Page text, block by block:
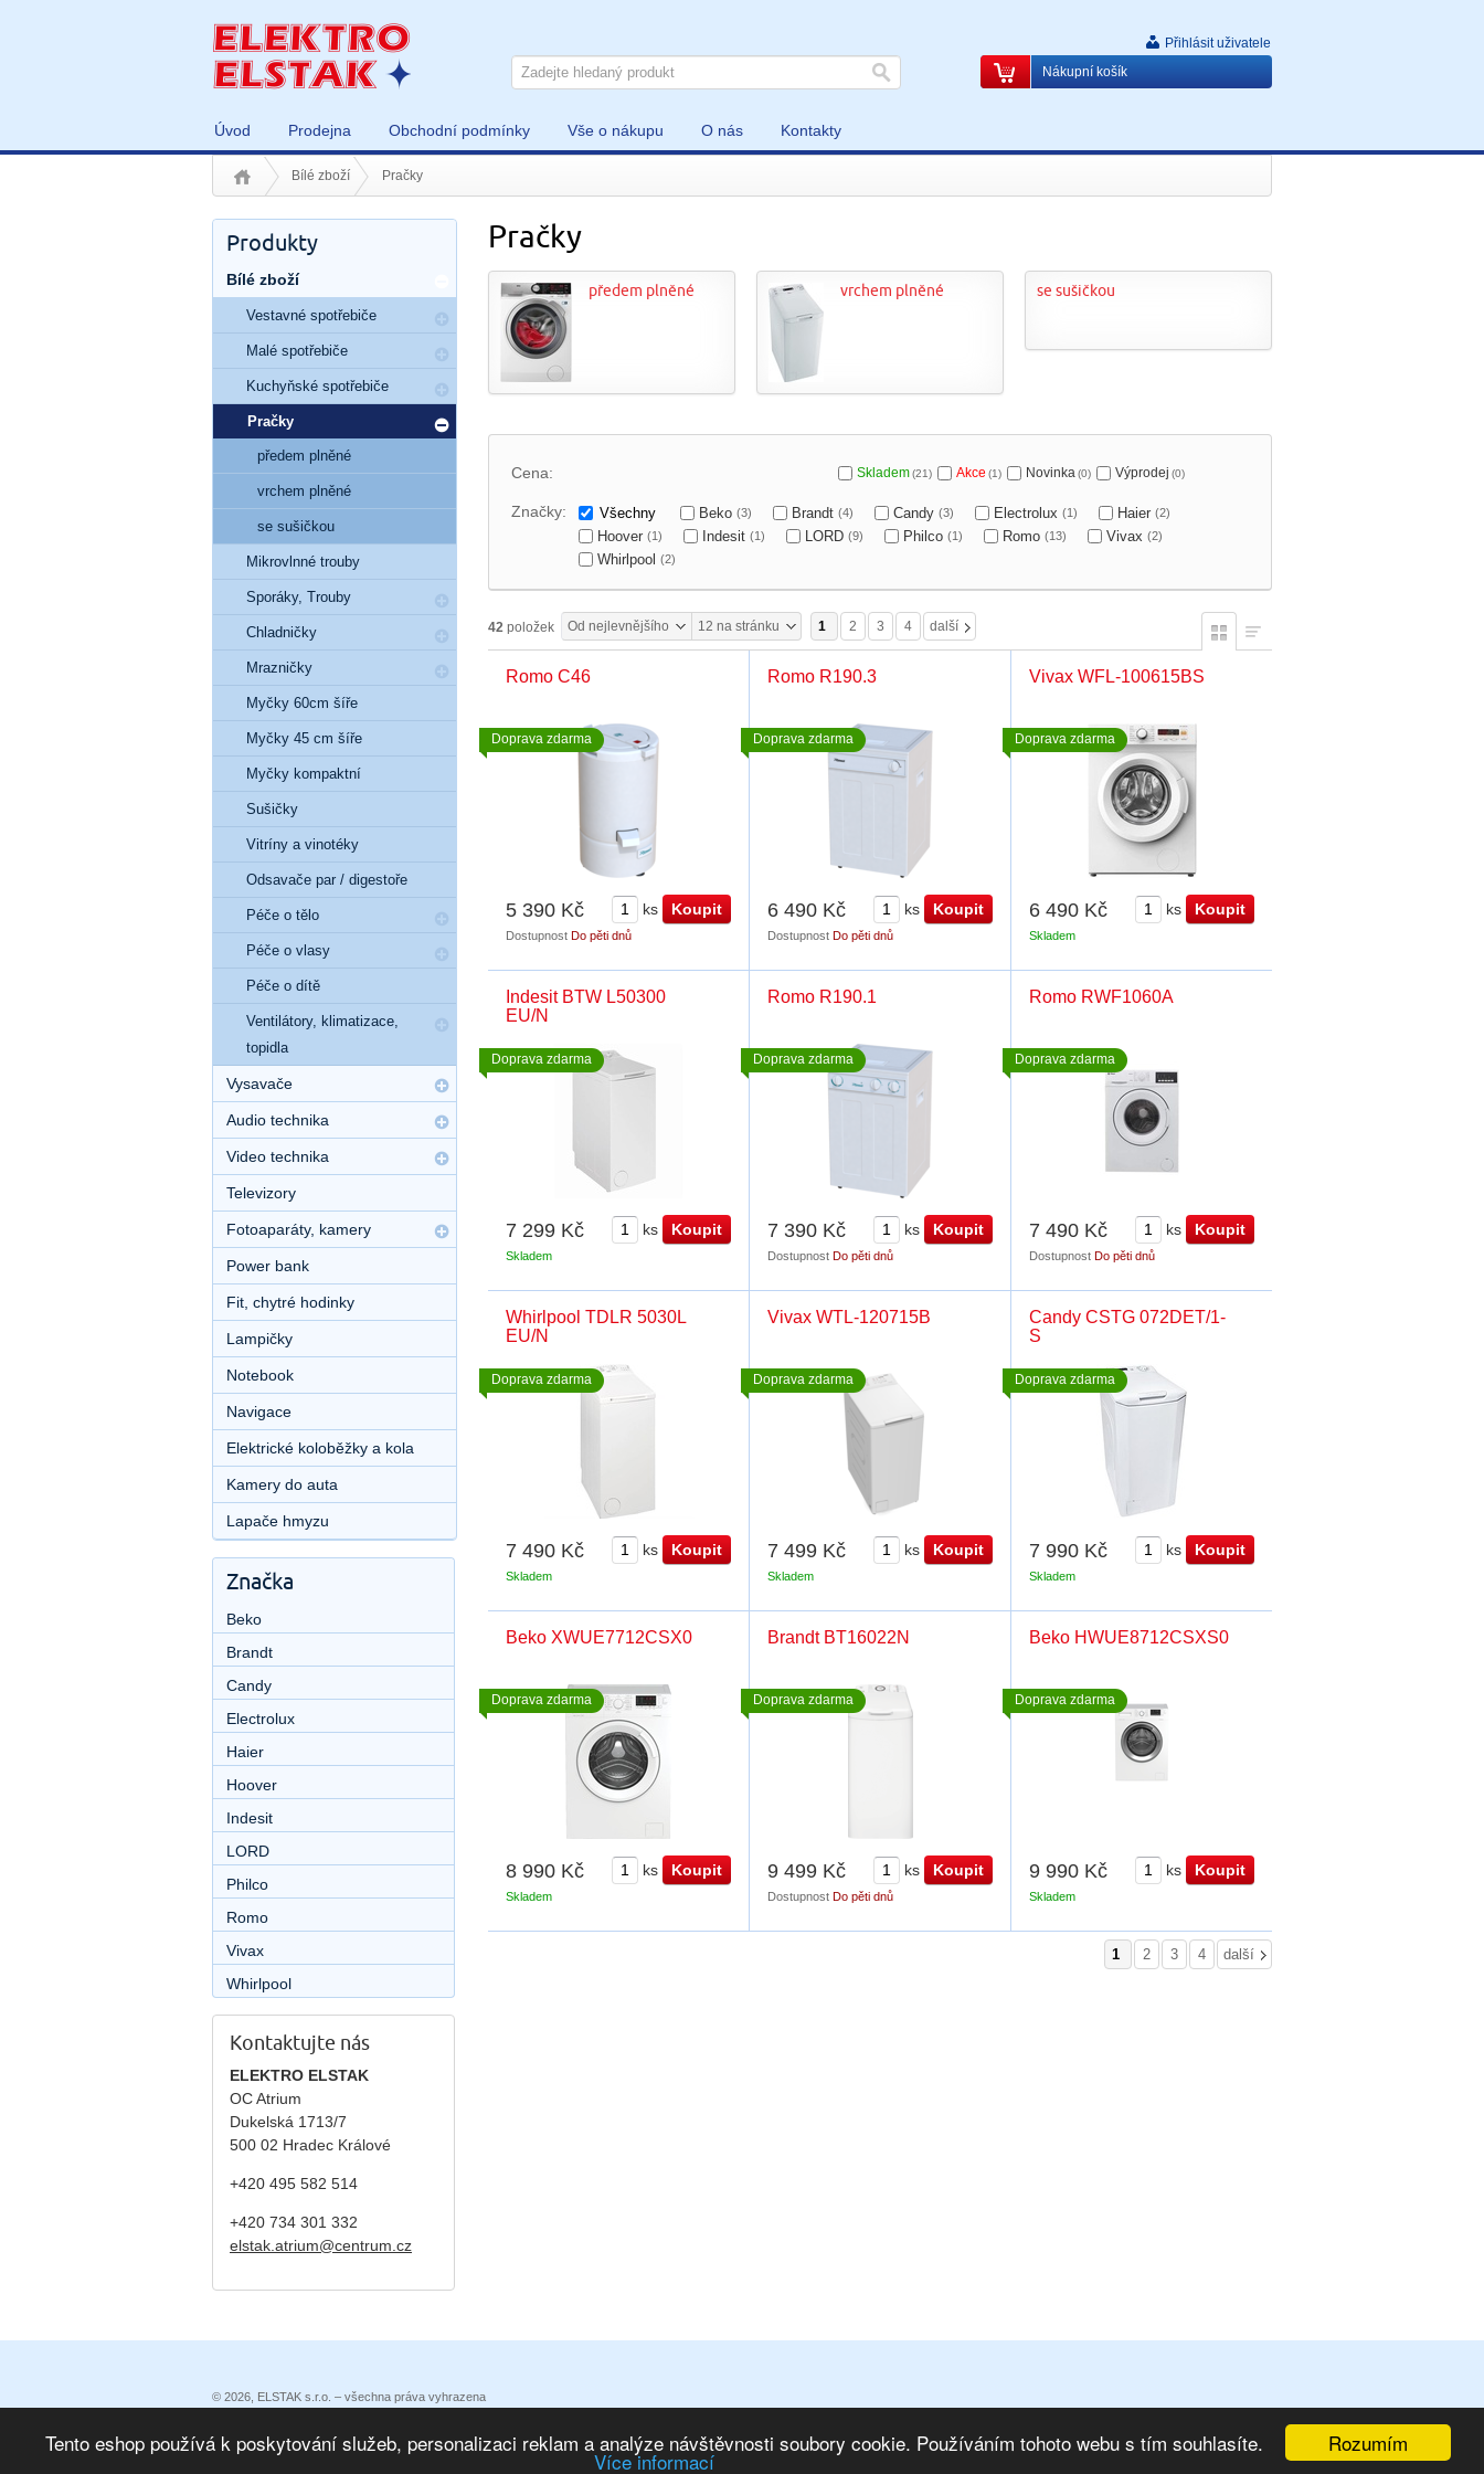
Rozumím
Tento eshop používá k poskytování služeb, personalizaci reklam a analýze návštěvnosti soubory cookie. Používáním tohoto webu s tím souhlasíte.
Více informací
Úvod Prodejna Obchodní podmínky Vše o nákupu O nás Kontakty
Přihlásit uživatele
Nákupní košík
Bílé zboží Pračky
Pračky
předem plněné vrchem plněné se sušičkou
Cena: Skladem(21) Akce (1) Novinka(0) Výprodej (0)
Značky: Všechny Beko (3) Brandt (4) Candy (3) Electrolux (1) Haier (2)
Hoover (1) Indesit (1) LORD (9) Philco (1) Romo (13) Vivax (2)
Whirlpool (2)
42 položek Od nejlevnějšího 12 na stránku 1 2 3 4 další
Romo C46
5 390 Kč ks
Dostupnost Do pěti dnů
Doprava zdarma
Romo R190.3
6 490 Kč ks
Dostupnost Do pěti dnů
Doprava zdarma
Vivax WFL-100615BS
6 490 Kč ks
Skladem
Doprava zdarma
Indesit BTW L50300
EU/N
7 299 Kč ks
Skladem
Doprava zdarma
Romo R190.1
7 390 Kč ks
Dostupnost Do pěti dnů
Doprava zdarma
Romo RWF1060A
7 490 Kč ks
Dostupnost Do pěti dnů
Doprava zdarma
Whirlpool TDLR 5030L
EU/N
7 490 Kč ks
Skladem
Doprava zdarma
Vivax WTL-120715B
7 499 Kč ks
Skladem
Doprava zdarma
Candy CSTG 072DET/1-
S
7 990 Kč ks
Skladem
Doprava zdarma
Beko XWUE7712CSX0
8 990 Kč ks
Skladem
Doprava zdarma
Brandt BT16022N
9 499 Kč ks
Dostupnost Do pěti dnů
Doprava zdarma
Beko HWUE8712CSXS0
9 990 Kč ks
Skladem
Doprava zdarma
1 2 3 4 další
Produkty
Bílé zboží
Vestavné spotřebiče
Malé spotřebiče
Kuchyňské spotřebiče
Pračky
předem plněné
vrchem plněné
se sušičkou
Mikrovlnné trouby
Sporáky, Trouby
Chladničky
Mrazničky
Myčky 60cm šíře
Myčky 45 cm šíře
Myčky kompaktní
Sušičky
Vitríny a vinotéky
Odsavače par / digestoře
Péče o tělo
Péče o vlasy
Péče o dítě
Ventilátory, klimatizace,
topidla
Vysavače
Audio technika
Video technika
Televizory
Fotoaparáty, kamery
Power bank
Fit, chytré hodinky
Lampičky
Notebook
Navigace
Elektrické koloběžky a kola
Kamery do auta
Lapače hmyzu
Značka
Beko
Brandt
Candy
Electrolux
Haier
Hoover
Indesit
LORD
Philco
Romo
Vivax
Whirlpool
Kontaktujte nás
ELEKTRO ELSTAK
OC Atrium
Dukelská 1713/7
500 02 Hradec Králové
+420 495 582 514
+420 734 301 332
elstak.atrium@centrum.cz
© 2026, ELSTAK s.r.o. – všechna práva vyhrazena
Eshop vytvořila eBRÁNA
|eBRÁNA eshop s propojením na IS|Marketing eshopu